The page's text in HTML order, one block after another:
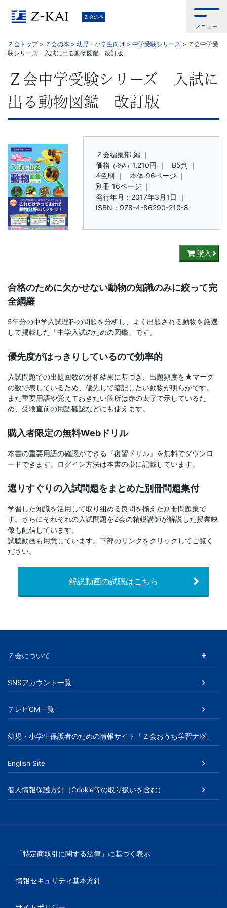
学
習
参
考
書
ら、
語
学
書、
児・
小
学
生
向
け
書
籍、
芸
書
ま
Ｚ会の本
メニュー
Ｚ会トップ> Ｚ会の本 > 幼児・小学生向け > 中学受験シリーズ > Ｚ会中学受
験シリーズ 入試に出る動物図鑑 改訂版
Ｚ会中学受験シリーズ 入試に
出る動物図鑑 改訂版
Ｚ会編集部 編 ｜
価格 （税込）1,210円 ｜
B5判 ｜
4色刷 ｜
本体 96ページ ｜
別冊 16ページ ｜
発行年月：2017年3月1日 ｜
ISBN：978-4-86290-210-8
購入
合格のために欠かせない動物の知識のみに絞って完
全網羅
5年分の中学入試理科の問題を分析し、よく出題される動物を厳選
して掲載した「中学入試のための図鑑」です。
優先度がはっきりしているので効率的
入試問題での出題回数の分析結果に基づき、出題頻度を★マーク
の数で表しているため、優先して暗記したい動物が明らかです。
また重要用語や覚えておきたい箇所は赤の太字で示しているた
め、受験直前の用語確認などにも使えます。
購入者限定の無料Webドリル
本書の重要用語の確認ができる『復習ドリル』を無料でダウンロ
ードできます。ログイン方法は本書の帯に記載しています。
選りすぐりの入試問題をまとめた別冊問題集付
学習した知識を活用して取り組める良問を揃えた別冊問題集で
す。さらにそれぞれの入試問題をZ会の精鋭講師が解説した授業映
像も配信しています。
試聴動画も用意しています。下部のリンクをクリックしてご覧く
ださい。
解説動画の試聴はこちら
Ｚ会について
SNSアカウント一覧
テレビCM一覧
幼児・小学生保護者のための情報サイト「Ｚ会おうち学習ナビ」
English Site
個人情報保護方針（Cookie等の取り扱いを含む）
「特定商取引に関する法律」に基づく表示
情報セキュリティ基本方針